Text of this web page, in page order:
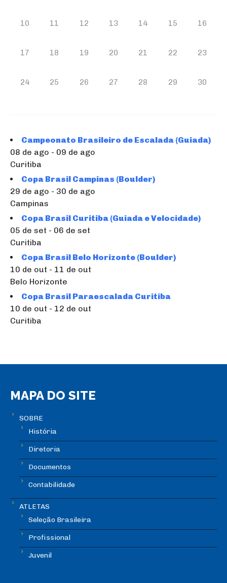
10 11 12 13 14 15 16
17 18 19 20 21 22 23
24 25 26 27 28 29 30
Campeonato Brasileiro de Escalada (Guiada)
08 de ago - 09 de ago
Curitiba
Copa Brasil Campinas (Boulder)
29 de ago - 30 de ago
Campinas
Copa Brasil Curitiba (Guiada e Velocidade)
05 de set - 06 de set
Curitiba
Copa Brasil Belo Horizonte (Boulder)
10 de out - 11 de out
Belo Horizonte
Copa Brasil Paraescalada Curitiba
10 de out - 12 de out
Curitiba
MAPA DO SITE
SOBRE
História
Diretoria
Documentos
Contabilidade
ATLETAS
Seleção Brasileira
Profissional
Juvenil